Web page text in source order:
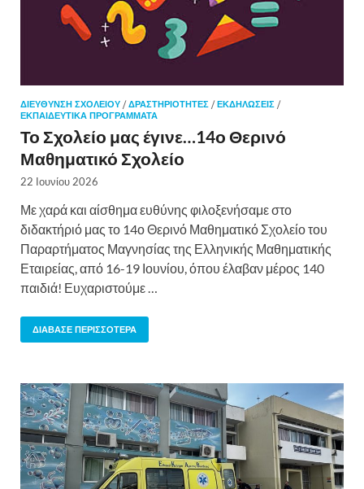
ΔΙΕΎΘΥΝΣΗ ΣΧΟΛΕΊΟΥ /ΔΡΑΣΤΗΡΙΌΤΗΤΕΣ /ΕΚΔΗΛΏΣΕΙΣ /
ΕΚΠΑΙΔΕΥΤΙΚΆ ΠΡΟΓΡΆΜΜΑΤΑ
Το Σχολείο μας έγινε…14ο Θερινό
Μαθηματικό Σχολείο
22 Ιουνίου 2026
Με χαρά και αίσθημα ευθύνης φιλοξενήσαμε στο
διδακτήριό μας το 14ο Θερινό Μαθηματικό Σχολείο του
Παραρτήματος Μαγνησίας της Ελληνικής Μαθηματικής
Εταιρείας, από 16-19 Ιουνίου, όπου έλαβαν μέρος 140
παιδιά! Ευχαριστούμε …
ΔΙΆΒΑΣΕ ΠΕΡΙΣΣΌΤΕΡΑ